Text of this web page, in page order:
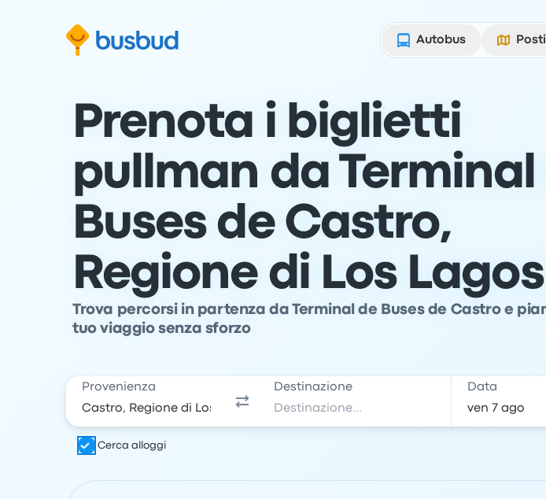
Autobus
Posti
Prenota i biglietti
pullman da Terminal
Buses de Castro,
Regione di Los Lagos
Trova percorsi in partenza da Terminal de Buses de Castro e
tuo viaggio senza sforzo
Provenienza Destinazione Data
Cerca alloggi